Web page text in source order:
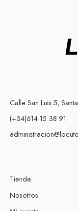
Calle San Luis 5,
(+34)614 15 38 91
Tienda
Nosotros